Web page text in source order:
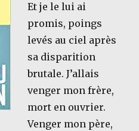
Et je le lui ai
promis, poings
levés au ciel après
sa disparition
brutale. J’allais
venger mon frère,
mort en ouvrier.
Venger mon père,